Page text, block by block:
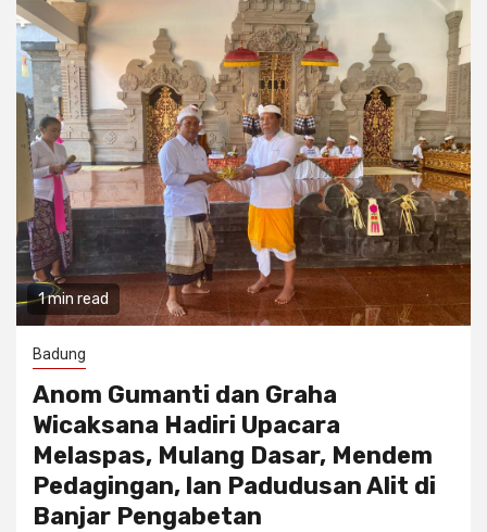
1 min read
Badung
Anom Gumanti dan Graha
Wicaksana Hadiri Upacara
Melaspas, Mulang Dasar, Mendem
Pedagingan, lan Padudusan Alit di
Banjar Pengabetan